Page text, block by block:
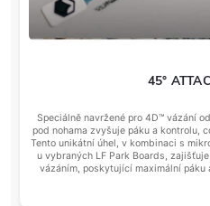
45°
Speciálně navržené pro 4D™ vázání
pod nohama zvyšuje páku a kontrolu,
Tento unikátní úhel, v kombinaci s
u vybraných LF Park Boards,
vázáním, poskytující maximální